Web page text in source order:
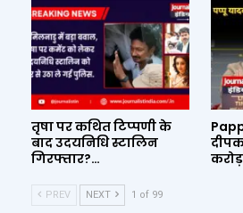
तृषा पर कथित टिप्पणी के
बाद उदयनिधि स्टालिन
गिरफ्तार?…
PREV NEXT 1 of 99